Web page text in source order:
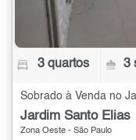
3 quartos 3
Sobrado à Venda no
Jardim Santo Elias
Zona Oeste - São Paulo